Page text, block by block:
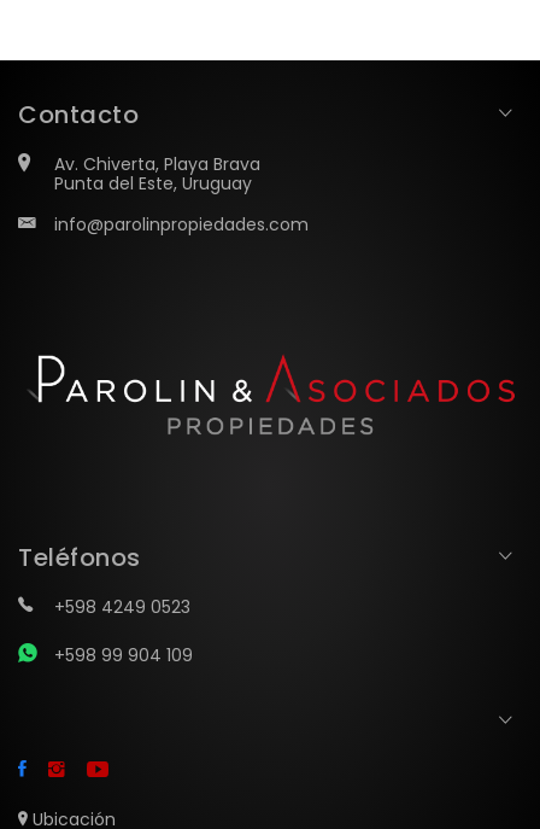
Contacto
Av. Chiverta, Playa Brava
Punta del Este, Uruguay
info@parolinpropiedades.com
Teléfonos
+598 4249 0523
+598 99 904 109
Ubicación